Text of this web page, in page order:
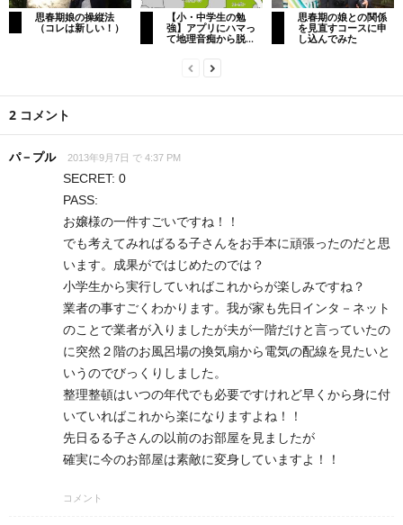
思春期娘の操縦法
（コレは新しい！）
【小・中学生の勉
強】アプリにハマっ
て地理音痴から脱...
思春期の娘との関係
を見直すコースに申
し込んでみた
2 コメント
パ－プル 2013年9月7日 で 4:37 PM
SECRET: 0
PASS:
お嬢様の一件すごいですね！！
でも考えてみればるる子さんをお手本に頑張ったのだと思
います。成果がではじめたのでは？
小学生から実行していればこれからが楽しみですね？
業者の事すごくわかります。我が家も先日インタ－ネット
のことで業者が入りましたが夫が一階だけと言っていたの
に突然２階のお風呂場の換気扇から電気の配線を見たいと
いうのでびっくりしました。
整理整頓はいつの年代でも必要ですけれど早くから身に付
いていればこれから楽になりますよね！！
先日るる子さんの以前のお部屋を見ましたが
確実に今のお部屋は素敵に変身していますよ！！
コメント